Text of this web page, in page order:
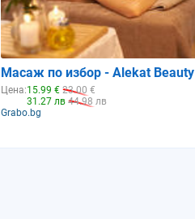
Масаж по избор - Alekat Beauty
Цена:15.99 € 23.00 €
31.27 лв 44.98 лв
Grabo.bg